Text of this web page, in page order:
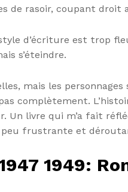
de rasoir, coupant
d’écriture est trop
s’éteindre.
mais les
livre qui m’a fait
peu frustrante et
1949: